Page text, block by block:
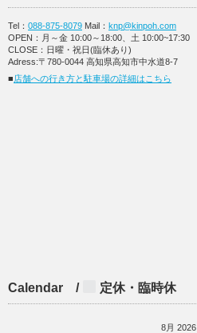
Tel： 088-875-8079 Mail： knp@kinpoh.com
OPEN：月～金 10:00～18:00、土 10:00~17:30
CLOSE：日曜・祝日(臨休あり)
Adress:〒780-0044 高知県高知市中水道8-7
■店舗への行き方と駐車場の詳細はこちら
Calendar / 定休・臨時休
8月 2026